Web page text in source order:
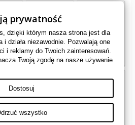
prywatność
dzięki którym nasza strona jest dla
i działa niezawodnie. Pozwalają one
i reklamy do Twoich zainteresowań.
Twoją zgodę na nasze używanie
Dostosuj
wszystko